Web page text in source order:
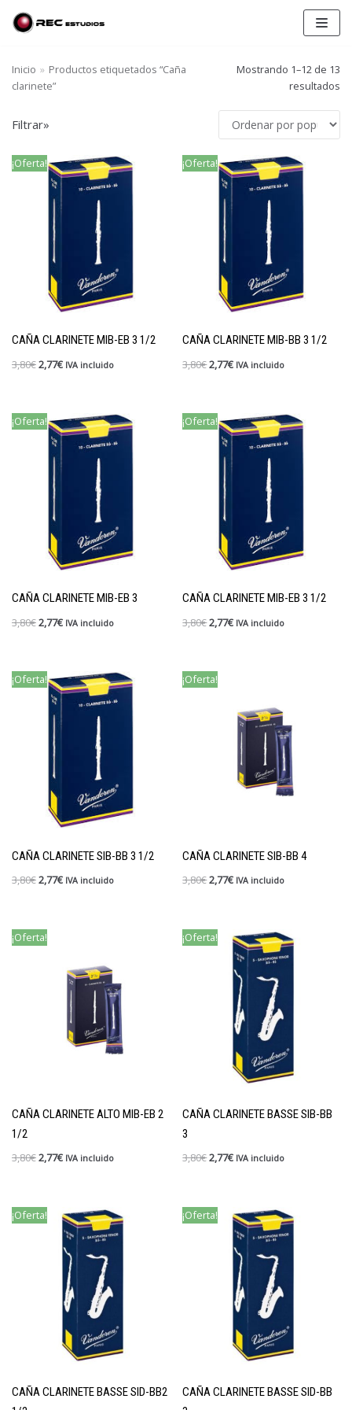
Saltar
al
FILTER BY PRICE
10€
PRODUCT CATEGORIES
Selecciona una categoría
Inicio » Productos etiquetados “Caña
clarinete”
Mostrando 1–12 de 13
resultados
Filtrar»
¡Oferta!
CAÑA CLARINETE MIB-EB 3 1/2
3,80€2,77€ IVA incluido
¡Oferta!
CAÑA CLARINETE MIB-BB 3 1/2
3,80€2,77€ IVA incluido
¡Oferta!
CAÑA CLARINETE MIB-EB 3
3,80€2,77€ IVA incluido
¡Oferta!
CAÑA CLARINETE MIB-EB 3 1/2
3,80€2,77€ IVA incluido
¡Oferta!
CAÑA CLARINETE SIB-BB 3 1/2
3,80€2,77€ IVA incluido
¡Oferta!
CAÑA CLARINETE SIB-BB 4
3,80€2,77€ IVA incluido
¡Oferta!
CAÑA CLARINETE ALTO MIB-EB 2
1/2
3,80€2,77€ IVA incluido
¡Oferta!
CAÑA CLARINETE BASSE SIB-BB
3
3,80€2,77€ IVA incluido
¡Oferta!
CAÑA CLARINETE BASSE SID-BB2
¡Oferta!
CAÑA CLARINETE BASSE SID-BB